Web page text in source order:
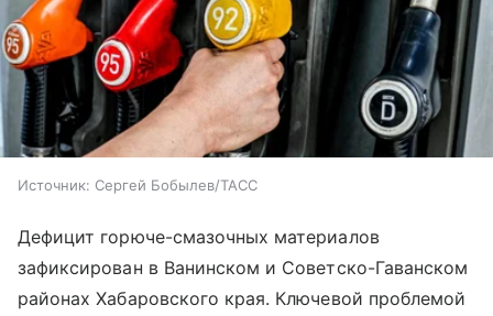
Источник: Сергей Бобылев/ТАСС
Дефицит горюче-смазочных материалов
зафиксирован в Ванинском и Советско-Гаванском
районах Хабаровского края. Ключевой проблемой